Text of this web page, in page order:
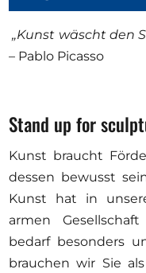
Kunstkalender
Magazin
Mitglied werden
„Kunst wäscht den
– Pablo Picasso
Stand up for
Kunst braucht
dessen bewusst
Kunst hat in
armen
bedarf besonders
brauchen wir Sie